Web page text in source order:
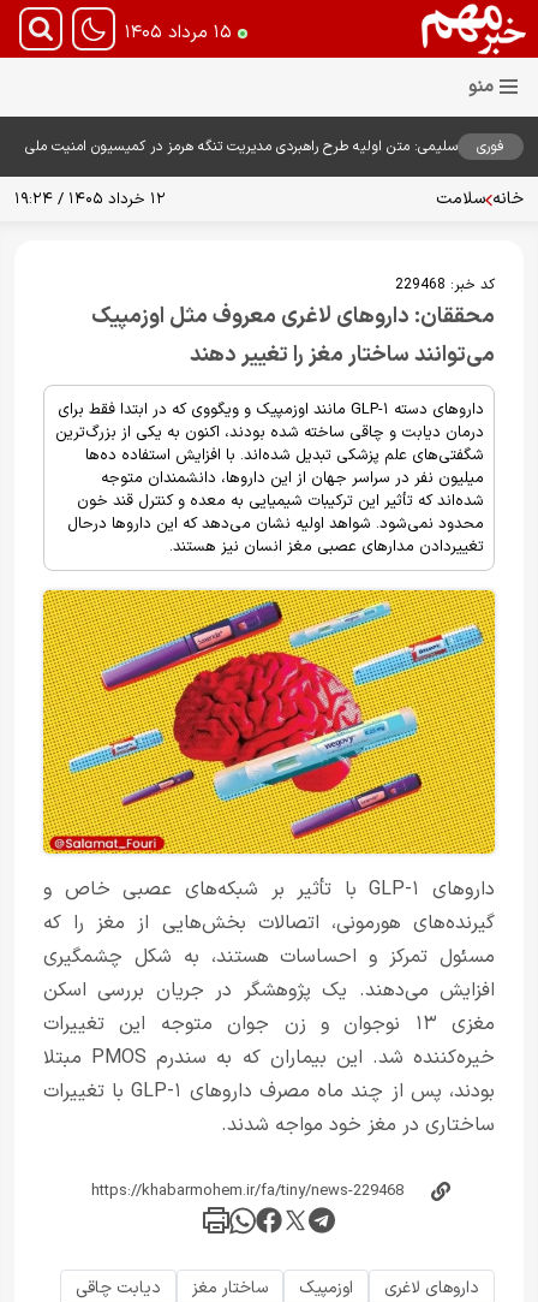
۱۵ مرداد ۱۴۰۵
فوری
سلیمی: متن اولیه طرح راهبردی مدیریت تنگه هرمز در کمیسیون امنیت ملی
خانه سلامت ۱۲ خرداد ۱۴۰۵ / ۱۹:۲۴
کد خبر: 229468
محققان:‌ داروهای لاغری معروف مثل اوزمپیک
می‌توانند ساختار مغز را تغییر دهند
داروهای دسته GLP-۱ مانند اوزمپیک و ویگووی که در ابتدا فقط برای
درمان دیابت و چاقی ساخته شده بودند، اکنون به یکی از بزرگ‌ترین
شگفتی‌های علم پزشکی تبدیل شده‌اند. با افزایش استفاده ده‌ها
میلیون نفر در سراسر جهان از این داروها، دانشمندان متوجه
شده‌اند که تأثیر این ترکیبات شیمیایی به معده و کنترل قند خون
محدود نمی‌شود. شواهد اولیه نشان می‌دهد که این داروها درحال
تغییر‌دادن مدارهای عصبی مغز انسان نیز هستند.
داروهای GLP-۱ با تأثیر بر شبکه‌های عصبی خاص و
گیرنده‌های هورمونی، اتصالات بخش‌هایی از مغز را که
مسئول تمرکز و احساسات هستند، به شکل چشمگیری
افزایش می‌دهند. یک پژوهشگر در جریان بررسی اسکن
مغزی ۱۳ نوجوان و زن جوان متوجه این تغییرات
خیره‌کننده شد. این بیماران که به سندرم PMOS مبتلا
بودند، پس از چند ماه مصرف داروهای GLP-۱ با تغییرات
ساختاری در مغز خود مواجه شدند.
داروهای لاغری اوزمپیک ساختار مغز دیابت چاقی